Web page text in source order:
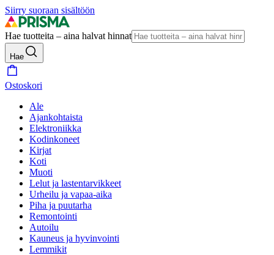
Siirry suoraan sisältöön
Hae tuotteita – aina halvat hinnat
Hae
Ostoskori
Ale
Ajankohtaista
Elektroniikka
Kodinkoneet
Kirjat
Koti
Muoti
Lelut ja lastentarvikkeet
Urheilu ja vapaa-aika
Piha ja puutarha
Remontointi
Autoilu
Kauneus ja hyvinvointi
Lemmikit